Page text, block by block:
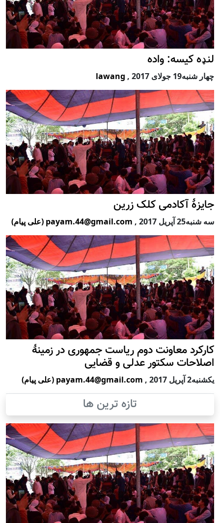
لنډه کیسه: واده
چهار شنبه19 جولای 2017 ,
lawang
جایزۀ آکادمی کلک زرین
سه شنبه25 آپریل 2017 , payam.44@gmail.com (علی پیام)
کارکرد معاونت دوم ریاست جمهوری در زمینۀ
اصلاحات سکتور عدلی و قضایی
يكشنبه2 آپریل 2017 , payam.44@gmail.com (علی پیام)
تازه ترین ها